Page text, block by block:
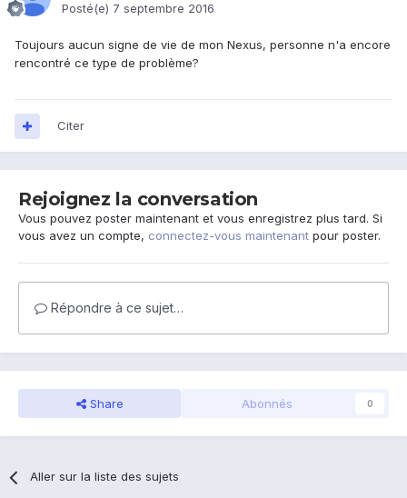
Posté(e) 7 septembre 2016
Toujours aucun signe de vie de mon Nexus, personne n'a encore
rencontré ce type de problème?
Citer
Rejoignez la conversation
Vous pouvez poster maintenant et vous enregistrez plus tard. Si
vous avez un compte, connectez-vous maintenant pour poster.
Répondre à ce sujet…
Share Abonnés 0
Aller sur la liste des sujets